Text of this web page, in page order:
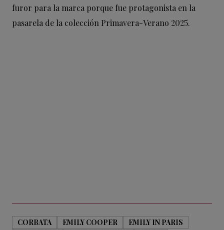
furor para la marca porque fue protagonista en la
pasarela de la colección Primavera-Verano 2025.
CORBATA EMILY COOPER
EMILY IN PARIS